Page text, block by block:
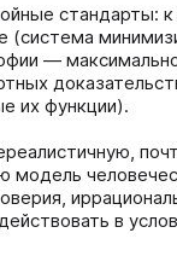
стандарты:
(система
—
их функции).
модель
в